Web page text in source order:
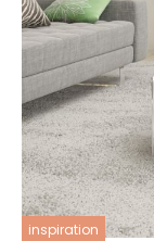
inspiration